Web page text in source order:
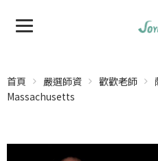
首頁 嚴選師資 歡歡老師
Massachusetts